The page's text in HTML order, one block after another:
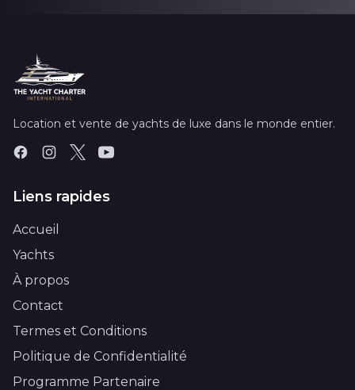
Location et vente de yachts de luxe dans le monde entier.
Liens rapides
Accueil
Yachts
À propos
Contact
Termes et Conditions
Politique de Confidentialité
Programme Partenaire